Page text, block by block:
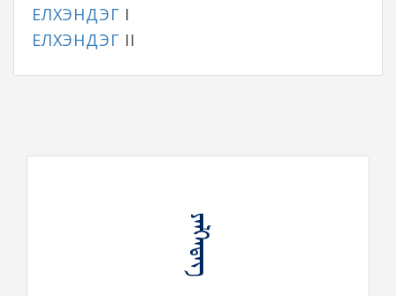
ЕЛХЭНДЭГ I
ЕЛХЭНДЭГ II
ᠶᠡᠯᠬᠡᠨᠳᠡᠭ